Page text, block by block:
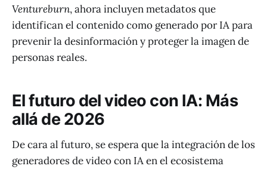
Ventureburn, ahora incluyen metadatos que
identifican el contenido como generado por IA para
prevenir la desinformación y proteger la imagen de
personas reales.
El futuro del video con IA: Más
allá de 2026
De cara al futuro, se espera que la integración de los
generadores de video con IA en el ecosistema